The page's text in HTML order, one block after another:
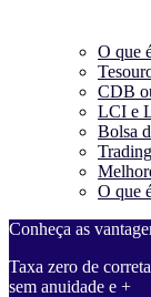
O que
CDB
LCI e
Bolsa
Trading
O que
Conheça as
Taxa zero de
sem anuidade e +